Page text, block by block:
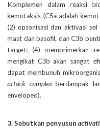
Komplemen dalam reaksi
kemotaksis (C5a adalah
(2) opsonisasi dan aktivasi
mast dan basofil, dan C3b
target; (4) memprimerkan
mengikat C3b akan sangat
dapat membunuh
attack complexberdampak
enveloped).
3. Sebutkan penyusun